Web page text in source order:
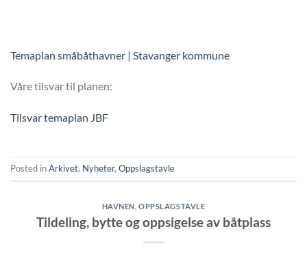
Temaplan småbåthavner | Stavanger kommune
Våre tilsvar til planen:
Tilsvar temaplan JBF
Posted inArkivet, Nyheter, Oppslagstavle
HAVNEN ,OPPSLAGSTAVLE
Tildeling, bytte og oppsigelse av båtplass